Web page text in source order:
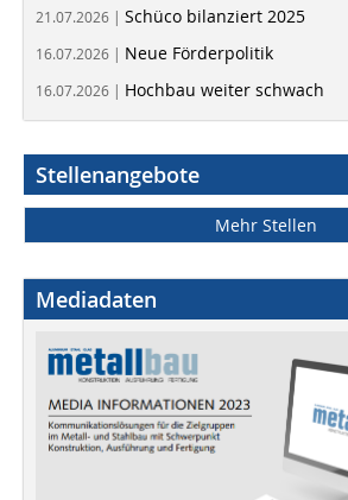
21.07.2026 | Schüco bilanziert 2025
16.07.2026 | Neue Förderpolitik
16.07.2026 | Hochbau weiter schwach
Stellenangebote
Mehr Stellen
Mediadaten